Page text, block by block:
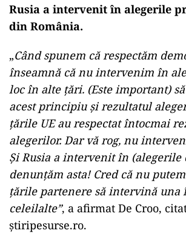
Rusia a intervenit în alegerile
din România.
„Când spunem că respectăm
înseamnă că nu intervenim în
loc în alte țări. (Este important)
acest principiu și rezultatul
țările UE au respectat întocmai
alegerilor. Dar vă rog, nu
Și Rusia a intervenit în (alegerile
denunțăm asta! Cred că nu
țările partenere să intervină una
celeilalte”, a afirmat De Croo,
știripesurse.ro.